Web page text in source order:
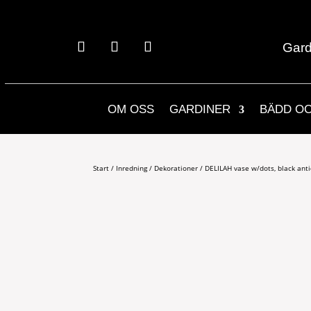
OM OSS GARDINER BÄDD
Start / Inredning/ Dekorationer / DELILAH vase w/dots, black